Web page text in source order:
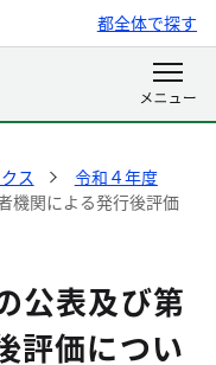
都全体で探す
ス
令和４年度
機関による発行後評価
公表及び第
評価につい